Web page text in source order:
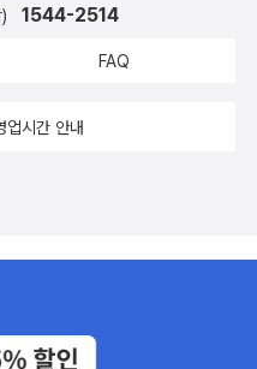
1544-2514
FAQ
업시간 안내